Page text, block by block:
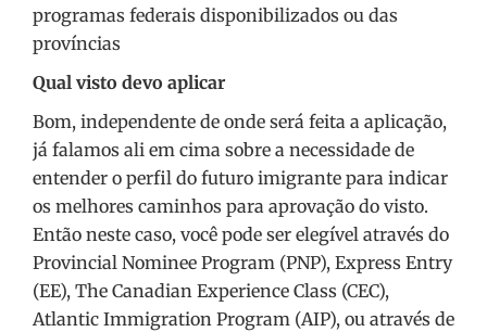
programas federais disponibilizados ou das
províncias
Qual visto devo aplicar
Bom, independente de onde será feita a aplicação,
já falamos ali em cima sobre a necessidade de
entender o perfil do futuro imigrante para indicar
os melhores caminhos para aprovação do visto.
Então neste caso, você pode ser elegível através do
Provincial Nominee Program (PNP), Express Entry
(EE), The Canadian Experience Class (CEC),
Atlantic Immigration Program (AIP), ou através de